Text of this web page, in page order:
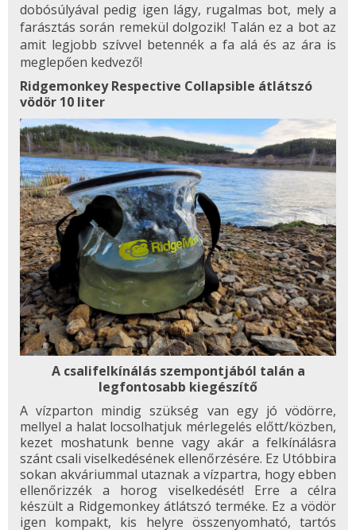
dobósúlyával pedig igen lágy, rugalmas bot, mely a
farásztás során remekül dolgozik! Talán ez a bot az
amit legjobb szívvel betennék a fa alá és az ára is
meglepően kedvező!
Ridgemonkey Respective Collapsible átlátszó
vödör 10 liter
A csalifelkínálás szempontjából talán a
legfontosabb kiegészítő
A vízparton mindig szükség van egy jó vödörre,
mellyel a halat locsolhatjuk mérlegelés előtt/közben,
kezet moshatunk benne vagy akár a felkínálásra
szánt csali viselkedésének ellenőrzésére. Ez Utóbbira
sokan akváriummal utaznak a vízpartra, hogy ebben
ellenőrizzék a horog viselkedését! Erre a célra
készült a Ridgemonkey átlátszó terméke. Ez a vödör
igen kompakt, kis helyre összenyomható, tartós